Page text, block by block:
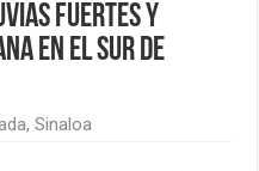
fuertes y
en el sur de
,Sinaloa